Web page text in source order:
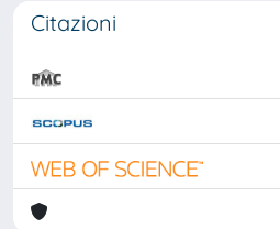
Citazioni